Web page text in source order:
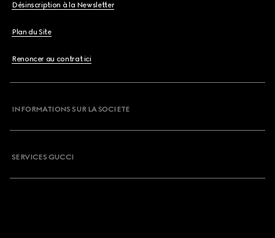
Désinscription à la Newsletter
Plan du Site
Renoncer au contrat ici
INFORMATIONS SUR LA SOCIETE
SERVICES GUCCI